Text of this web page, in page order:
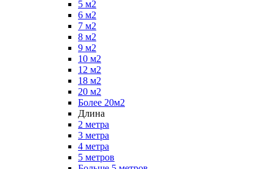
5 м2
6 м2
7 м2
8 м2
9 м2
10 м2
12 м2
18 м2
20 м2
Более 20м2
Длина
2 метра
3 метра
4 метра
5 метров